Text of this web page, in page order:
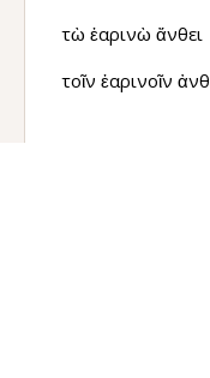
τὼ ἐαρινὼ ἄνθει
τοῖν ἐαρινοῖν